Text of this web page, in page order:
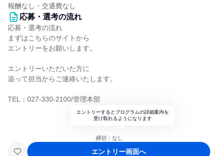
報酬なし・交通費なし
応募・選考の流れ
応募・選考の流れ
まずはこちらのサイトから
エントリーをお願いします。
エントリーいただいた方に
追って担当からご連絡いたします。
TEL：027-330-2100/管理本部
エントリーするとプログラムの詳細案内を
受け取れるようになります
締切：なし
エントリー画面へ